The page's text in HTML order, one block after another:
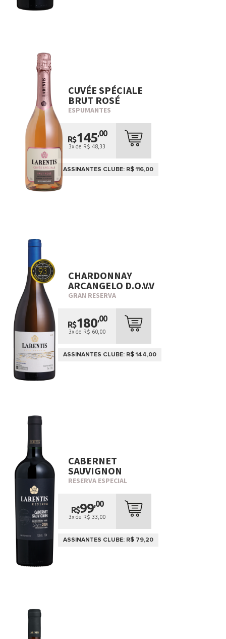
CUVÉE SPÉCIALE
BRUT ROSÉ
ESPUMANTES
R$145,00
3x de R$ 48,33
ASSINANTES CLUBE: R$ 116,00
CHARDONNAY
ARCANGELO D.O.V.V
GRAN RESERVA
R$180,00
3x de R$ 60,00
ASSINANTES CLUBE: R$ 144,00
CABERNET
SAUVIGNON
RESERVA ESPECIAL
R$99,00
3x de R$ 33,00
ASSINANTES CLUBE: R$ 79,20